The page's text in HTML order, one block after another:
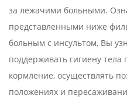
за лежачими больными.
представленными ниже
больным с инсультом, Вы
поддерживать гигиену тела
кормление, осуществлять
положениях и